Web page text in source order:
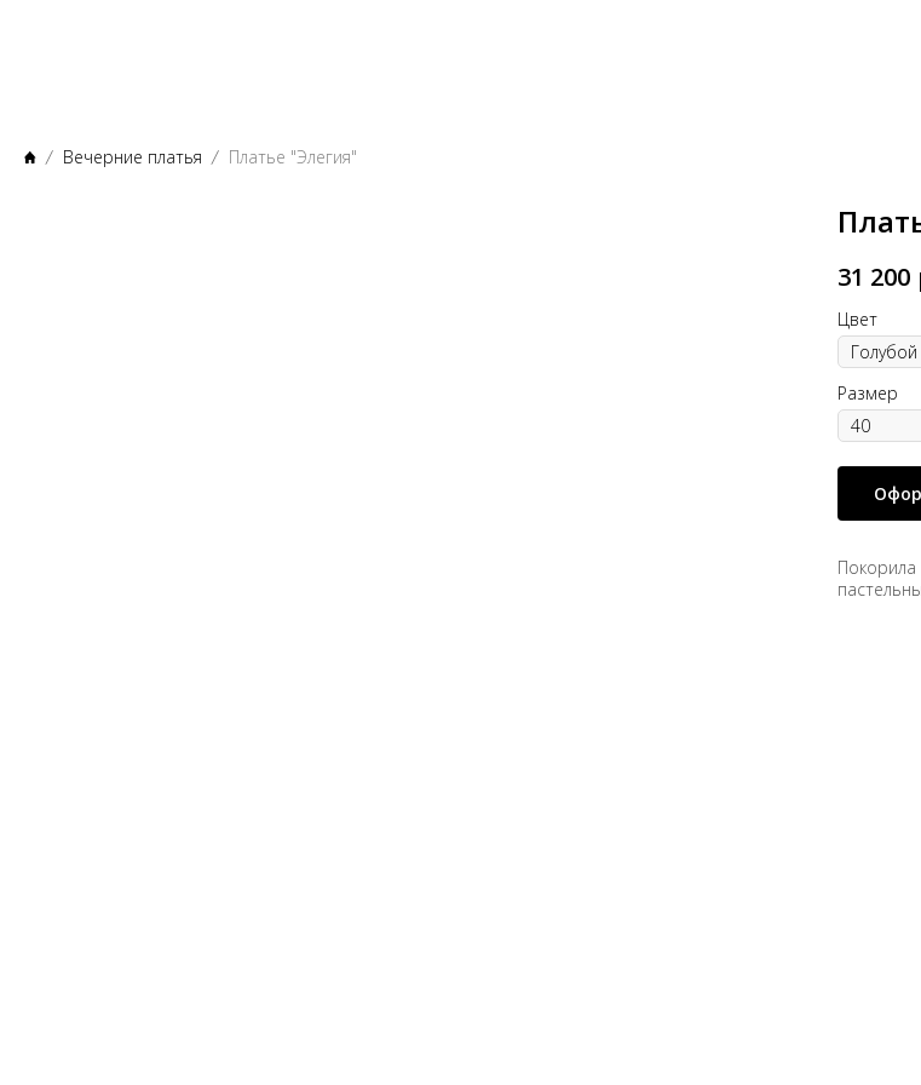
Вечерние платья Платье "Элегия"
31 200
Цвет
Размер
Покорила